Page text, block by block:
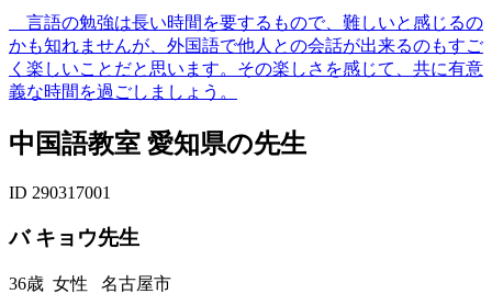
言語の勉強は長い時間を要するもので、難しいと感じるの
かも知れませんが、外国語で他人との会話が出来るのもすご
く楽しいことだと思います。その楽しさを感じて、共に有意
義な時間を過ごしましょう。
中国語教室 愛知県の先生
ID 290317001
バ キョウ先生
36歳 女性 名古屋市